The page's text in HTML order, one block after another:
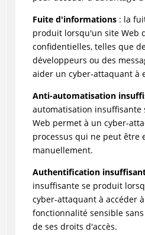
Fuite d'informations: la
produit lorsqu'un site Web
confidentielles, telles que
développeurs ou des
aider un cyber-attaquant à
Anti-automatisation
automatisation
Web permet à un cyber-
processus qui ne peut être
manuellement.
Authentification
insuffisante se produit
cyber-attaquant à accéder
fonctionnalité sensible
de ses droits d'accès.